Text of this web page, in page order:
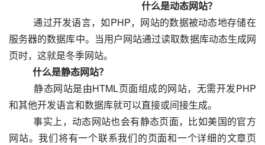
什么是动态网站？
服务器的数据库中。当用户网站通过读取数据库动态生成网
页时，这就是冬季网站。
什么是静态网站？
和其他开发语言和数据库就可以直接或间接生成。
网站。我们将有一个联系我们的页面和一个详细的文章页